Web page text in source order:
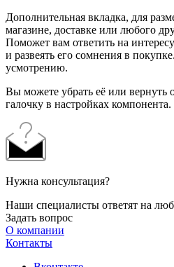
Дополнительная вкладка, для
магазине, доставке или любого
Поможет вам ответить на
и развеять его сомнения в
усмотрению.
Вы можете убрать её или вернуть
галочку в настройках
Нужна консультация?
Наши специалисты ответят на
Задать вопрос
О компании
Контакты